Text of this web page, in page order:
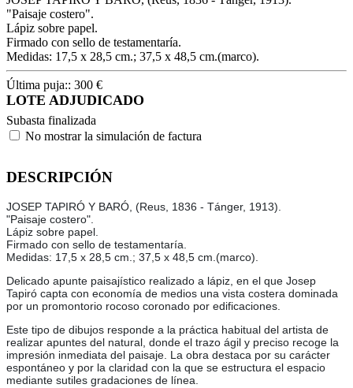
"Paisaje costero".
Lápiz sobre papel.
Firmado con sello de testamentaría.
Medidas: 17,5 x 28,5 cm.; 37,5 x 48,5 cm.(marco).
Última puja:: 300 €
LOTE ADJUDICADO
Subasta finalizada
No mostrar la simulación de factura
DESCRIPCIÓN
JOSEP TAPIRÓ Y BARÓ, (Reus, 1836 - Tánger, 1913).
"Paisaje costero".
Lápiz sobre papel.
Firmado con sello de testamentaría.
Medidas: 17,5 x 28,5 cm.; 37,5 x 48,5 cm.(marco).
Delicado apunte paisajístico realizado a lápiz, en el que Josep
Tapiró capta con economía de medios una vista costera dominada
por un promontorio rocoso coronado por edificaciones.
Este tipo de dibujos responde a la práctica habitual del artista de
realizar apuntes del natural, donde el trazo ágil y preciso recoge la
impresión inmediata del paisaje. La obra destaca por su carácter
espontáneo y por la claridad con la que se estructura el espacio
mediante sutiles gradaciones de línea.